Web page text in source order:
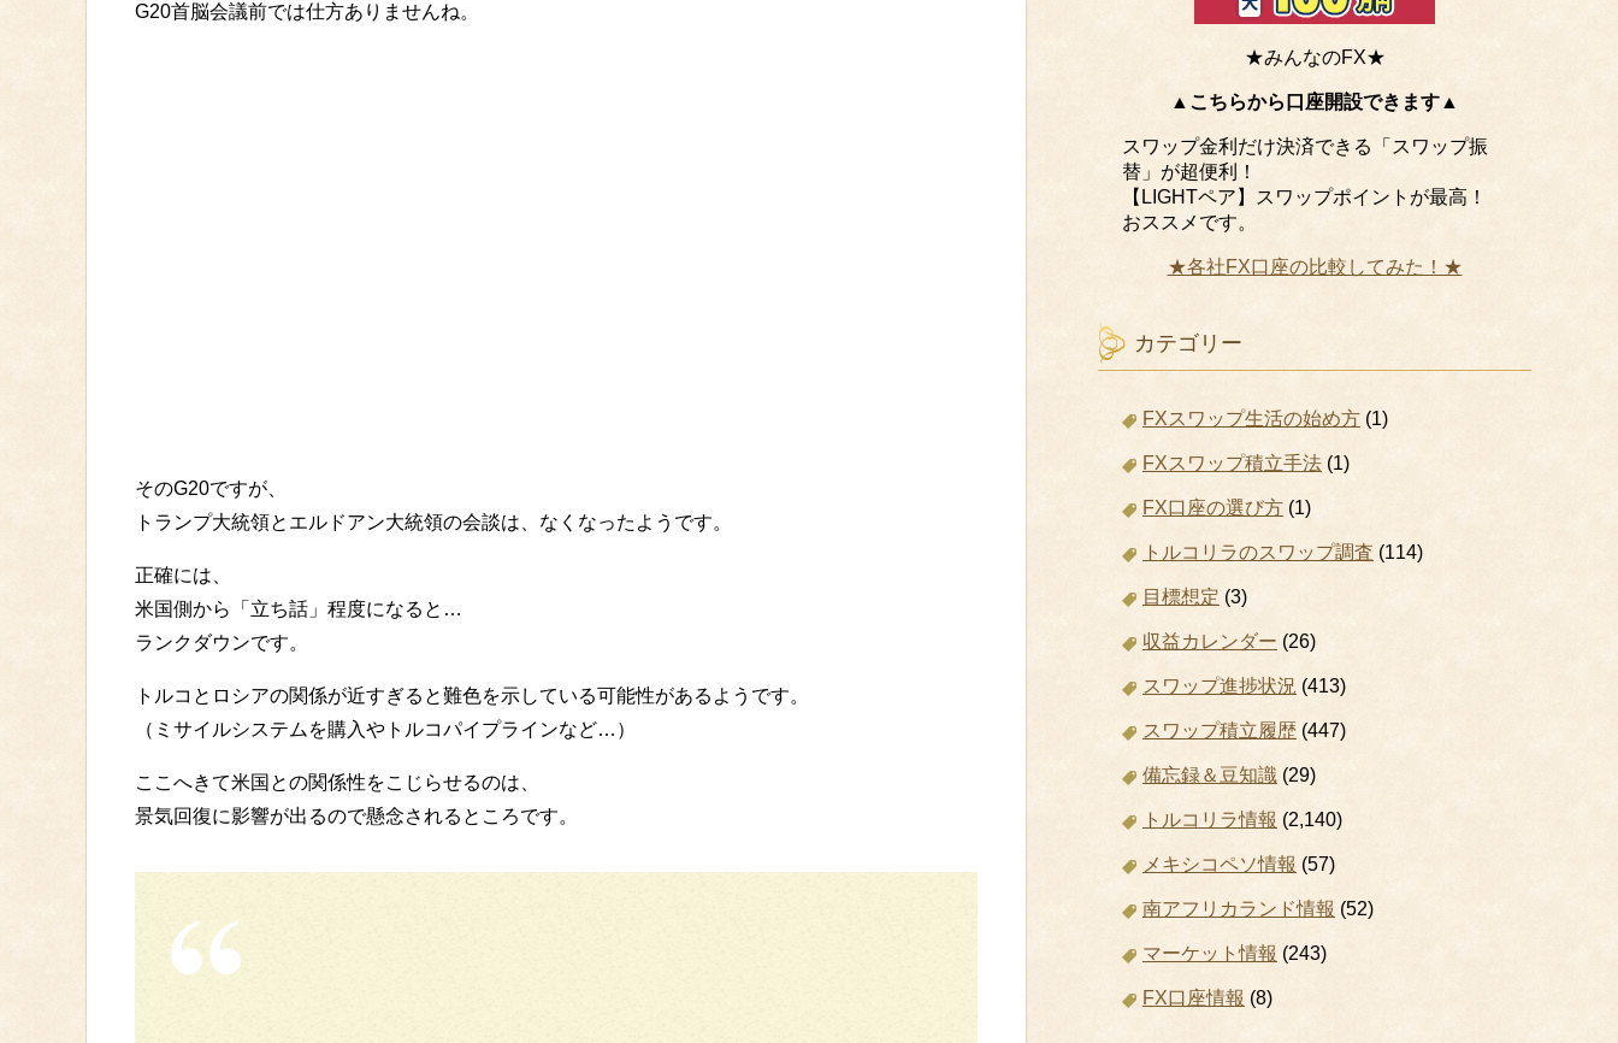
G20首脳会議前では仕方ありませんね。
そのG20ですが、
トランプ大統領とエルドアン大統領の会談は、なくなったようです。
正確には、
米国側から「立ち話」程度になると…
ランクダウンです。
トルコとロシアの関係が近すぎると難色を示している可能性があるようです。
（ミサイルシステムを購入やトルコパイプラインなど…）
ここへきて米国との関係性をこじらせるのは、
景気回復に影響が出るので懸念されるところです。
★みんなのFX★
▲こちらから口座開設できます▲
スワップ金利だけ決済できる「スワップ振
替」が超便利！
【LIGHTペア】スワップポイントが最高！
おススメです。
★各社FX口座の比較してみた！★
カテゴリー
FXスワップ生活の始め方 (1)
FXスワップ積立手法 (1)
FX口座の選び方 (1)
トルコリラのスワップ調査 (114)
目標想定 (3)
収益カレンダー (26)
スワップ進捗状況 (413)
スワップ積立履歴 (447)
備忘録＆豆知識 (29)
トルコリラ情報 (2,140)
メキシコペソ情報 (57)
南アフリカランド情報 (52)
マーケット情報 (243)
FX口座情報 (8)